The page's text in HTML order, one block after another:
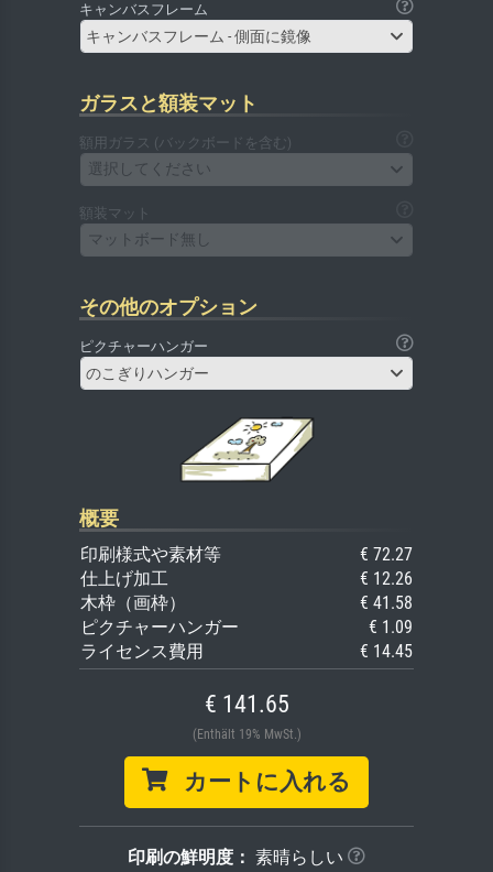
キャンバスフレーム
キャンバスフレーム - 側面に鏡像
ガラスと額装マット
額用ガラス (バックボードを含む)
選択してください
額装マット
マットボード無し
その他のオプション
ピクチャーハンガー
のこぎりハンガー
概要
印刷様式や素材等
€ 72.27
仕上げ加工
€ 12.26
木枠（画枠）
€ 41.58
ピクチャーハンガー
€ 1.09
ライセンス費用
€ 14.45
€ 141.65
(Enthält 19% MwSt.)
カートに入れる
印刷の鮮明度： 素晴らしい